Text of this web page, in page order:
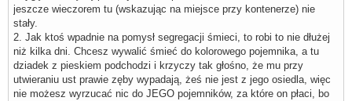
jeszcze wieczorem tu (wskazując na miejsce przy kontenerze) nie
stały.
2. Jak ktoś wpadnie na pomysł segregacji śmieci, to robi to nie dłużej
niż kilka dni. Chcesz wywalić śmieć do kolorowego pojemnika, a tu
dziadek z pieskiem podchodzi i krzyczy tak głośno, że mu przy
utwieraniu ust prawie zęby wypadają, żeś nie jest z jego osiedla, więc
nie możesz wyrzucać nic do JEGO pojemników, za które on płaci, bo